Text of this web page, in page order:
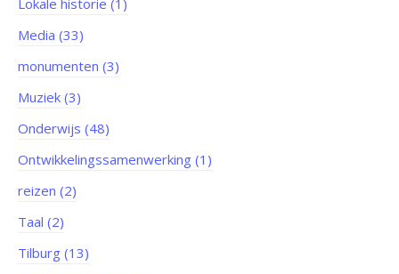
Lokale historie (1)
Media (33)
monumenten (3)
Muziek (3)
Onderwijs (48)
Ontwikkelingssamenwerking (1)
reizen (2)
Taal (2)
Tilburg (13)